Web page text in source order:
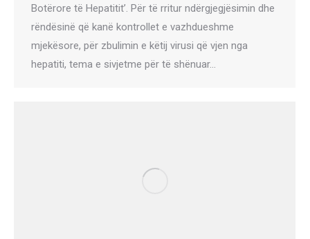
Botërore të Hepatitit’. Për të rritur ndërgjegjësimin dhe
rëndësinë që kanë kontrollet e vazhdueshme
mjekësore, për zbulimin e këtij virusi që vjen nga
hepatiti, tema e sivjetme për të shënuar…